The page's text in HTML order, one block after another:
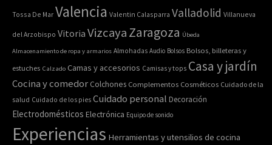
Tossa De Mar Valencia Valentin Calasparra Valladolid Villanueva
del Arzobispo Vitoria VizcayaZaragoza Úbeda
Almacenamiento de ropa y armarios Almohadas Audio Bolsos Bolsos, billeteras y
estuches Calzado Camas y accesorios Camisas y tops Casa y jardín
Cocina y comedor Colchones Complementos Cosméticos Cuidado de la
salud Cuidado de los pies Cuidado personal Decoración
Electrodomésticos Electrónica Equipo de sonido
Experiencias Herramientas y utensilios de cocina